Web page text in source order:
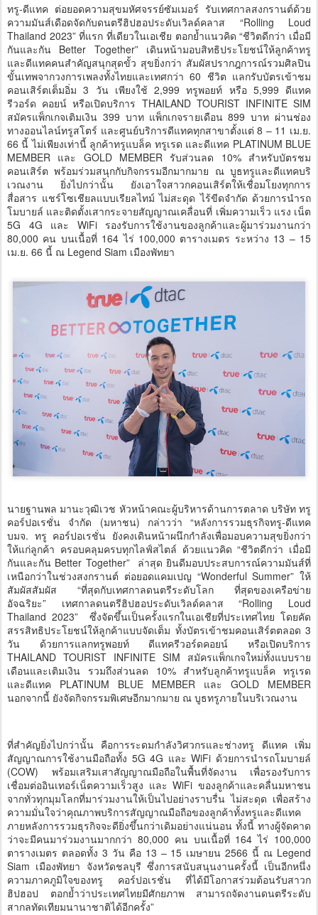
ทรู-ดีแทค ต่อยอดความสุขมหัศจรรย์ซัมเมอร์ รับเทศกาลสงกรานต์ด้วย
ความมันส์เดือดจัดกับดนตรีฮิปฮอประดับเวิลด์คลาส “Rolling Loud
Thailand 2023” ที่แรก ที่เดียวในเอเชีย ตอกย้ำแนวคิด “ชีวิตดีกว่า เมื่อมี
กันและกัน Better Together” เดินหน้ามอบสิทธิประโยชน์ให้ลูกค้าทรู
และดีแทคคนสำคัญสนุกสุดขั้ว สุขยิ่งกว่า สัมผัสปรากฎการณ์รวมศิลปิน
ขั้นเทพจากวงการเพลงทั้งไทยและเทศกว่า 60 ชีวิต แลกรับบัตรเข้าชม
คอนเสิร์ตเต็มอิ่ม 3 วัน เพียงใช้ 2,999 ทรูพอยท์ หรือ 5,999 ดีแทค
รีวอร์ด คอยน์ หรือเปิดบริการ THAILAND TOURIST INFINITE SIM
สมัครแพ็กเกจเติมเงิน 399 บาท แพ็กเกจรายเดือน 899 บาท ผ่านช่อง
ทางออนไลน์ทรูสโตร์ และศูนย์บริการดีแทคทุกสาขาตั้งแต่ 8 – 11 เม.ย.
66 นี้ ไม่เพียงเท่านี้ ลูกค้าทรูแบล็ค ทรูเรด และดีแทค PLATINUM BLUE
MEMBER และ GOLD MEMBER รับส่วนลด 10% สำหรับบัตรชม
คอนเสิร์ต พร้อมร่วมสนุกกับกิจกรรมอีกมากมาย ณ บูธทรูและดีแทคบริ
เวณงาน ยิ่งไปกว่านั้น ยังเอาใจสาวกคอนเสิร์ตให้เชื่อมโยงทุกการ
สื่อสาร แชร์โซเชียลแบบเรียลไทม์ ไม่สะดุด ไร้ขีดจำกัด ด้วยการนำรถ
โมบายล์ และติดตั้งเสากระจายสัญญาณเคลื่อนที่ เพิ่มความเร็ว แรง เน็ต
5G 4G และ WiFi รองรับการใช้งานของลูกค้าและผู้มาร่วมงานกว่า
80,000 คน บนเนื้อที่ 164 ไร่ 100,000 ตารางเมตร ระหว่าง 13 – 15
เม.ย. 66 นี้ ณ Legend Siam เมืองพัทยา
นายฐานพล มานะวุฒิเวช หัวหน้าคณะผู้บริหารด้านการตลาด บริษัท ทรู
คอร์ปอเรชั่น จำกัด (มหาชน) กล่าวว่า “หลังการรวมธุรกิจทรู-ดีแทค
บมจ. ทรู คอร์ปอเรชั่น ยังคงเดินหน้าผนึกกำลังเพื่อมอบความสุขยิ่งกว่า
ให้แก่ลูกค้า ครอบคลุมครบทุกไลฟ์สไตล์ ด้วยแนวคิด “ชีวิตดีกว่า เมื่อมี
กันและกัน Better Together” ล่าสุด ยินดีมอบประสบการณ์ความมันส์ที่
เหนือกว่าในช่วงสงกรานต์ ต่อยอดแคมเปญ “Wonderful Summer” ให้
สัมผัสสัมผัส “ที่สุดกับเทศกาลดนตรีระดับโลก ที่สุดของเครือข่าย
อัจฉริยะ” เทศกาลดนตรีฮิปฮอประดับเวิลด์คลาส “Rolling Loud
Thailand 2023” ซึ่งจัดขึ้นเป็นครั้งแรกในเอเชียที่ประเทศไทย โดยคัด
สรรสิทธิประโยชน์ให้ลูกค้าแบบจัดเต็ม ทั้งบัตรเข้าชมคอนเสิร์ตตลอด 3
วัน ด้วยการแลกทรูพอยท์ ดีแทครีวอร์ดคอยน์ หรือเปิดบริการ
THAILAND TOURIST INFINITE SIM สมัครแพ็กเกจใหม่ทั้งแบบราย
เดือนและเติมเงิน รวมถึงส่วนลด 10% สำหรับลูกค้าทรูแบล็ค ทรูเรด
และดีแทค PLATINUM BLUE MEMBER และ GOLD MEMBER
นอกจากนี้ ยังจัดกิจกรรมพิเศษอีกมากมาย ณ บูธทรูภายในบริเวณงาน
ที่สำคัญยิ่งไปกว่านั้น คือการระดมกำลังวิศวกรและช่างทรู ดีแทค เพิ่ม
สัญญาณการใช้งานมือถือทั้ง 5G 4G และ WiFi ด้วยการนำรถโมบายล์
(COW) พร้อมเสริมเสาสัญญาณมือถือในพื้นที่จัดงาน เพื่อรองรับการ
เชื่อมต่ออินเทอร์เน็ตความเร็วสูง และ WiFi ของลูกค้าและคลื่นมหาชน
จากทั่วทุกมุมโลกที่มาร่วมงานให้เป็นไปอย่างราบรื่น ไม่สะดุด เพื่อสร้าง
ความมั่นใจว่าคุณภาพบริการสัญญาณมือถือของลูกค้าทั้งทรูและดีแทค
ภายหลังการรวมธุรกิจจะดียิ่งขึ้นกว่าเดิมอย่างแน่นอน ทั้งนี้ ทางผู้จัดคาด
ว่าจะมีคนมาร่วมงานมากกว่า 80,000 คน บนเนื้อที่ 164 ไร่ 100,000
ตารางเมตร ตลอดทั้ง 3 วัน คือ 13 – 15 เมษายน 2566 นี้ ณ Legend
Siam เมืองพัทยา จังหวัดชลบุรี ซึ่งการสนับสนุนงานครั้งนี้ เป็นอีกหนึ่ง
ความภาคภูมิใจของทรู คอร์ปอเรชั่น ที่ได้มีโอกาสร่วมต้อนรับสาวก
ฮิปฮอป ตอกย้ำว่าประเทศไทยมีศักยภาพ สามารถจัดงานดนตรีระดับ
สากลทัดเทียมนานาชาติได้อีกครั้ง”